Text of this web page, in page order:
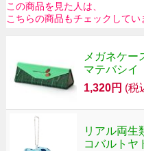
この商品を見た人は、
こちらの商品もチェックしてい
メガネケー
マテバシイ
1,320円 (税
リアル両生
コバルトヤ